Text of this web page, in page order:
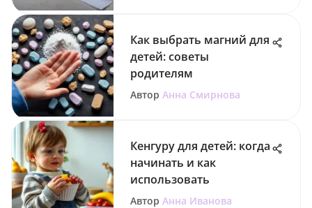
Как выбрать магний для
детей: советы
родителям
Автор Анна Смирнова
Кенгуру для детей: когда
начинать и как
использовать
Автор Анна Иванова